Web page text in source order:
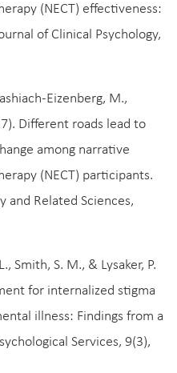
(NECT) effectiveness:
of Clinical Psychology,
Eizenberg, M.,
Different roads lead to
among narrative
(NECT) participants.
and Related Sciences,
Smith, S. M., & Lysaker, P.
for internalized stigma
illness: Findings from a
Services, 9(3),